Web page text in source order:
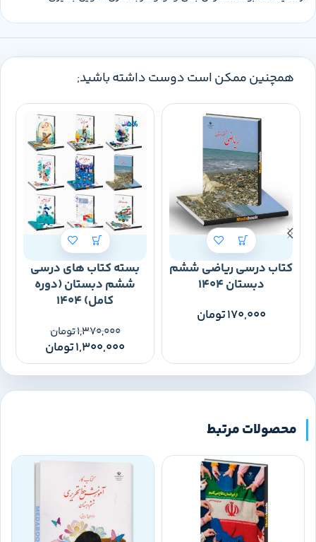
همچنین ممکن است دوست داشته باشید;
کتاب درسی ریاضی ششم
دبستان 1404
170,000تومان
-5%
بسته کتاب های درسی
ششم دبستان (دوره
کامل) 1404
1,370,000تومان
1,300,000تومان
محصولات مرتبط